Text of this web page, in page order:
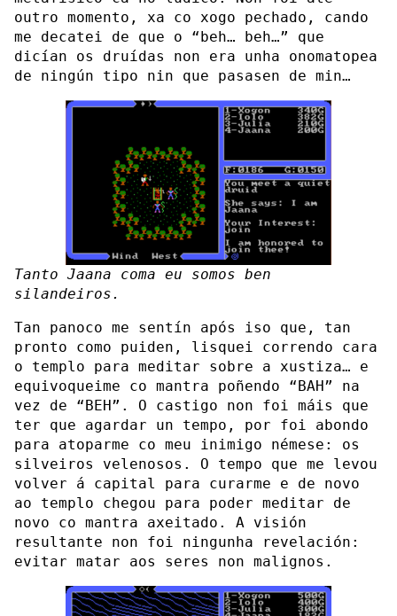
outro momento, xa co xogo pechado, cando
me decatei de que o “beh… beh…” que
dicían os druídas non era unha onomatopea
de ningún tipo nin que pasasen de min…
Tanto Jaana coma eu somos ben
silandeiros.
Tan panoco me sentín após iso que, tan
pronto como puiden, lisquei correndo cara
o templo para meditar sobre a xustiza… e
equivoqueime co mantra poñendo “BAH” na
vez de “BEH”. O castigo non foi máis que
ter que agardar un tempo, por foi abondo
para atoparme co meu inimigo némese: os
silveiros velenosos. O tempo que me levou
volver á capital para curarme e de novo
ao templo chegou para poder meditar de
novo co mantra axeitado. A visión
resultante non foi ningunha revelación:
evitar matar aos seres non malignos.